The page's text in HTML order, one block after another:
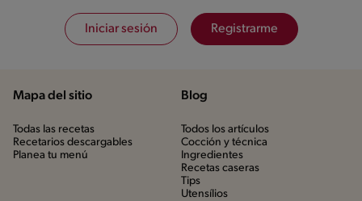
Iniciar sesión Registrarme
Mapa del sitio
Todas las recetas
Recetarios descargables
Planea tu menú
Blog
Todos los artículos
Cocción y técnica
Ingredientes
Recetas caseras
Tips
Utensílios